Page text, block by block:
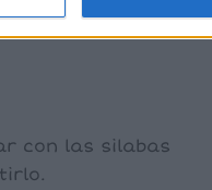
con las silabas